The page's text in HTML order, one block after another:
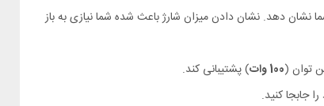
نشان دهد. نشان دادن میزان شارژ باعث شده شما نیازی به باز
100 وات
) پشتیبانی کند.
جابجا کنید.